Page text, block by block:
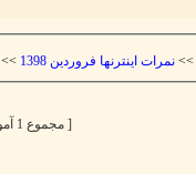
>> نمرات اینترنها فروردین 1398 >>
[ مجموع 1 آموزش ]